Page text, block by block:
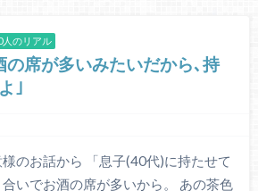
人のリアル
の席が多いみたいだから､持
｣
のお話から 「息子(40代)に持たせて
いでお酒の席が多いから。 あの茶色